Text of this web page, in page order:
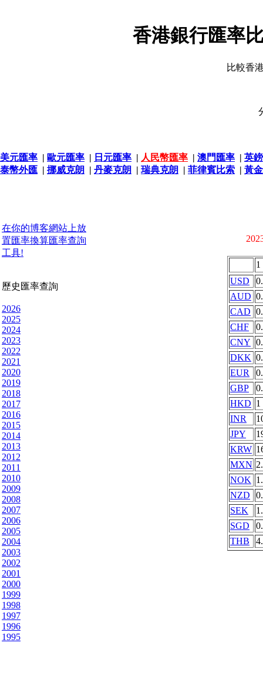
香港銀行匯率
比較香
美元匯率 | 歐元匯率 | 日元匯率 | 人民幣匯率 | 澳門匯率 | 英
泰幣外匯 | 挪威克朗 | 丹麥克朗 | 瑞典克朗 | 菲律賓比索 | 黃
在你的博客網站上放
置匯率換算匯率查詢
工具!
歷史匯率查詢
2026
2025
2024
2023
2022
2021
2020
2019
2018
2017
2016
2015
2014
2013
2012
2011
2010
2009
2008
2007
2006
2005
2004
2003
2002
2001
2000
1999
1998
1997
1996
1995
1
USD
AUD
CAD
CHF
CNY
DKK
EUR
GBP
HKD 1
INR
JPY
KRW
MXN
NOK
NZD
SEK
SGD
THB